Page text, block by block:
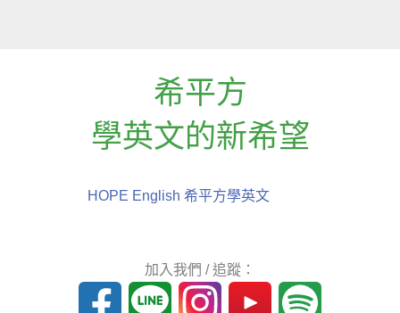
希平方
學英文的新希望
HOPE English 希平方學英文
加入我們 / 追蹤：